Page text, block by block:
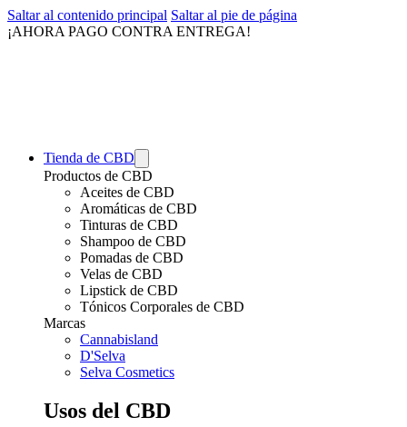
Saltar al contenido principal Saltar al pie de página
¡AHORA PAGO CONTRA ENTREGA!
Tienda de CBD
Productos de CBD
Aceites de CBD
Aromáticas de CBD
Tinturas de CBD
Shampoo de CBD
Pomadas de CBD
Velas de CBD
Lipstick de CBD
Tónicos Corporales de CBD
Marcas
Cannabisland
D'Selva
Selva Cosmetics
Usos del CBD